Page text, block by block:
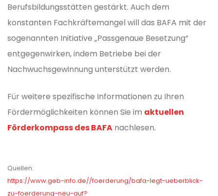
Berufsbildungsstätten gestärkt. Auch dem
konstanten Fachkräftemangel will das BAFA mit der
sogenannten Initiative „Passgenaue Besetzung“
entgegenwirken, indem Betriebe bei der
Nachwuchsgewinnung unterstützt werden.
Für weitere spezifische Informationen zu Ihren
Fördermöglichkeiten können Sie im aktuellen
Förderkompass des BAFA nachlesen.
Quellen:
https://www.geb-info.de//foerderung/bafa-legt-ueberblick-
zu-foerderung-neu-auf?